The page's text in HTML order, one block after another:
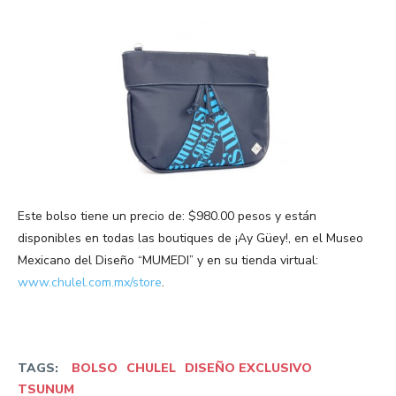
Este bolso tiene un precio de: $980.00 pesos y están
disponibles en todas las boutiques de ¡Ay Güey!, en el Museo
Mexicano del Diseño “MUMEDI” y en su tienda virtual:
www.chulel.com.mx/store.
TAGS: BOLSO CHULEL DISEÑO EXCLUSIVO
TSUNUM